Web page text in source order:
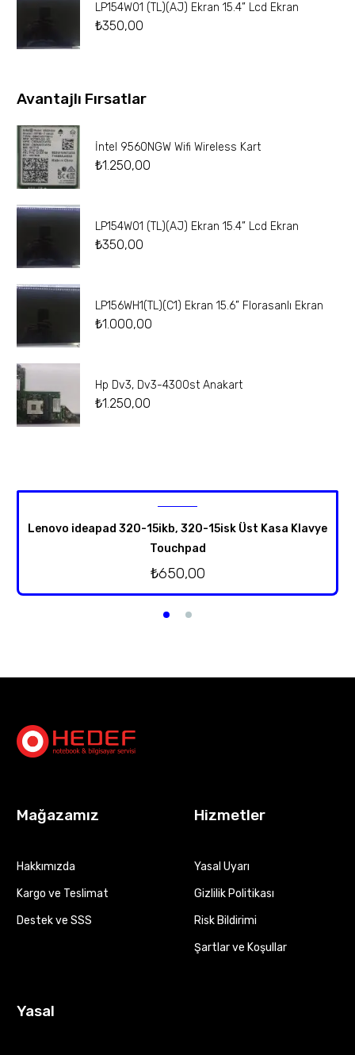
LP154W01 (TL)(AJ) Ekran 15.4” Lcd Ekran
₺350,00
Avantajlı Fırsatlar
İntel 9560NGW Wifi Wireless Kart
₺1.250,00
LP154W01 (TL)(AJ) Ekran 15.4” Lcd Ekran
₺350,00
LP156WH1(TL)(C1) Ekran 15.6” Florasanlı Ekran
₺1.000,00
Hp Dv3, Dv3-4300st Anakart
₺1.250,00
Lenovo ideapad 320-15ikb, 320-15isk Üst Kasa Klavye
Touchpad
₺650,00
Mağazamız
Hakkımızda
Kargo ve Teslimat
Destek ve SSS
Hizmetler
Yasal Uyarı
Gizlilik Politikası
Risk Bildirimi
Şartlar ve Koşullar
Yasal